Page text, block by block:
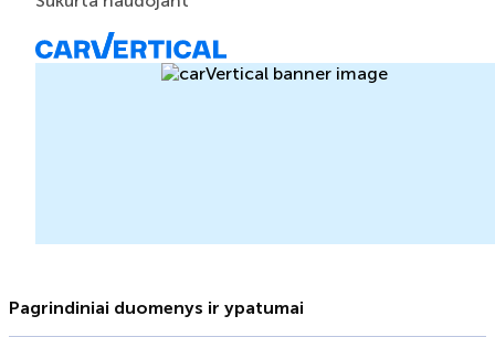
Pagrindiniai duomenys ir ypatumai